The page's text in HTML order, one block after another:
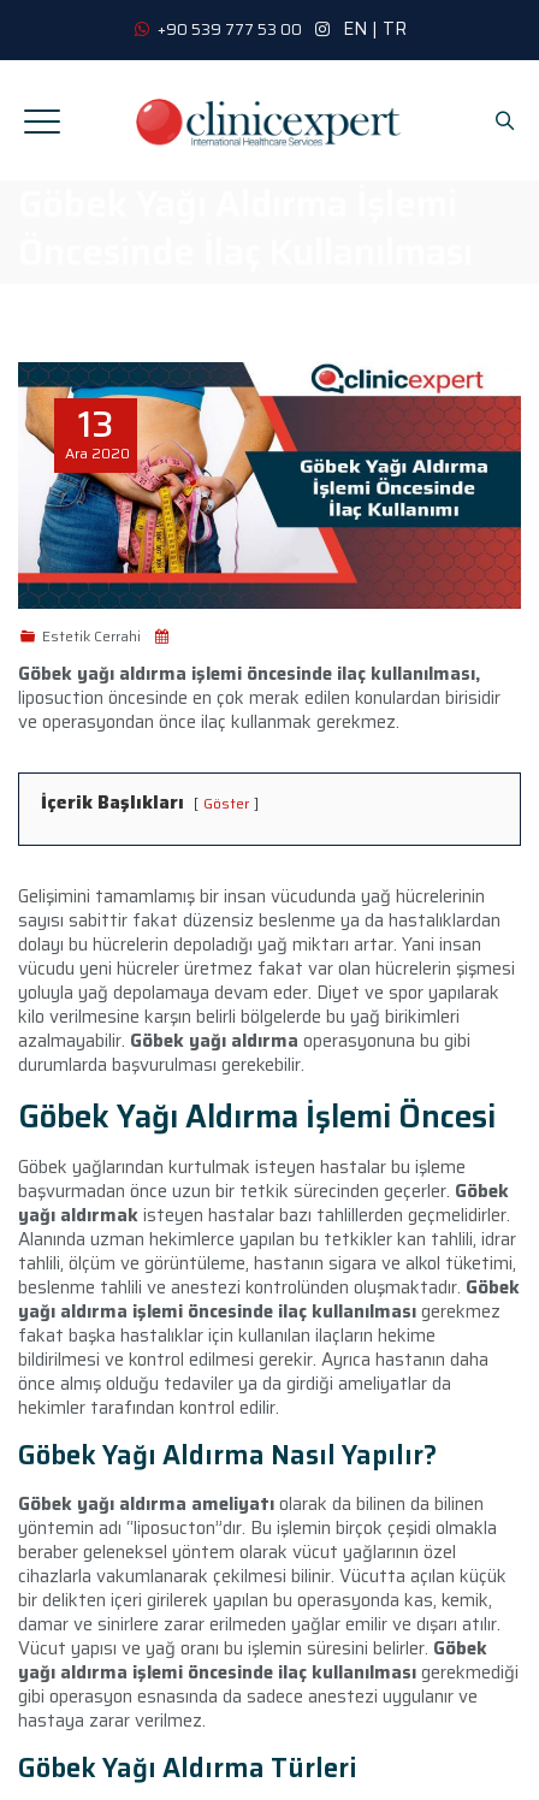
+90 539 777 53 00 EN | TR
13
Ara 2020
Estetik Cerrahi
Göbek yağı aldırma işlemi öncesinde ilaç kullanılması,
liposuction öncesinde en çok merak edilen konulardan birisidir
ve operasyondan önce ilaç kullanmak gerekmez.
İçerik Başlıkları Göster
Gelişimini tamamlamış bir insan vücudunda yağ hücrelerinin
sayısı sabittir fakat düzensiz beslenme ya da hastalıklardan
dolayı bu hücrelerin depoladığı yağ miktarı artar. Yani insan
vücudu yeni hücreler üretmez fakat var olan hücrelerin şişmesi
yoluyla yağ depolamaya devam eder. Diyet ve spor yapılarak
kilo verilmesine karşın belirli bölgelerde bu yağ birikimleri
azalmayabilir. Göbek yağı aldırma operasyonuna bu gibi
durumlarda başvurulması gerekebilir.
Göbek Yağı Aldırma İşlemi Öncesi
Göbek yağlarından kurtulmak isteyen hastalar bu işleme
başvurmadan önce uzun bir tetkik sürecinden geçerler. Göbek
yağı aldırmakisteyen hastalar bazı tahlillerden geçmelidirler.
Alanında uzman hekimlerce yapılan bu tetkikler kan tahlili, idrar
tahlili, ölçüm ve görüntüleme, hastanın sigara ve alkol tüketimi,
beslenme tahlili ve anestezi kontrolünden oluşmaktadır. Göbek
yağı aldırma işlemi öncesinde ilaç kullanılmasıgerekmez
fakat başka hastalıklar için kullanılan ilaçların hekime
bildirilmesi ve kontrol edilmesi gerekir. Ayrıca hastanın daha
önce almış olduğu tedaviler ya da girdiği ameliyatlar da
hekimler tarafından kontrol edilir.
Göbek Yağı Aldırma Nasıl Yapılır?
Göbek yağı aldırma ameliyatıolarak da bilinen da bilinen
yöntemin adı “liposucton”dır. Bu işlemin birçok çeşidi olmakla
beraber geleneksel yöntem olarak vücut yağlarının özel
cihazlarla vakumlanarak çekilmesi bilinir. Vücutta açılan küçük
bir delikten içeri girilerek yapılan bu operasyonda kas, kemik,
damar ve sinirlere zarar erilmeden yağlar emilir ve dışarı atılır.
Vücut yapısı ve yağ oranı bu işlemin süresini belirler. Göbek
yağı aldırma işlemi öncesinde ilaç kullanılmasıgerekmediği
gibi operasyon esnasında da sadece anestezi uygulanır ve
hastaya zarar verilmez.
Göbek Yağı Aldırma Türleri